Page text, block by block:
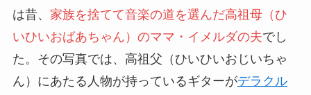
は昔、 家族を捨てて音楽の道を選んだ高祖母（ひ
いひいおばあちゃん）のママ・イメルダの夫でし
た。その写真では、高祖父（ひいひいおじいちゃ
ん）にあたる人物が持っているギターがデラクル